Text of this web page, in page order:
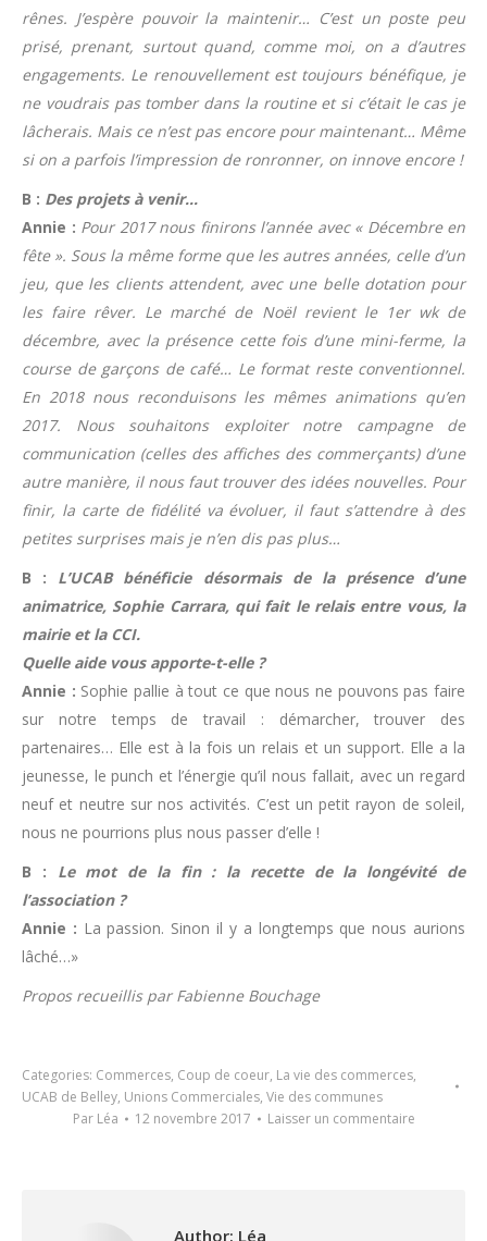
rênes. J’espère pouvoir la maintenir… C’est un poste peu
prisé, prenant, surtout quand, comme moi, on a d’autres
engagements. Le renouvellement est toujours bénéfique, je
ne voudrais pas tomber dans la routine et si c’était le cas je
lâcherais. Mais ce n’est pas encore pour maintenant… Même
si on a parfois l’impression de ronronner, on innove encore !
B : Des projets à venir…
Annie : Pour 2017 nous finirons l’année avec « Décembre en
fête ». Sous la même forme que les autres années, celle d’un
jeu, que les clients attendent, avec une belle dotation pour
les faire rêver. Le marché de Noël revient le 1er wk de
décembre, avec la présence cette fois d’une mini-ferme, la
course de garçons de café… Le format reste conventionnel.
En 2018 nous reconduisons les mêmes animations qu’en
2017. Nous souhaitons exploiter notre campagne de
communication (celles des affiches des commerçants) d’une
autre manière, il nous faut trouver des idées nouvelles. Pour
finir, la carte de fidélité va évoluer, il faut s’attendre à des
petites surprises mais je n’en dis pas plus…
B : L’UCAB bénéficie désormais de la présence d’une
animatrice, Sophie Carrara, qui fait le relais entre vous, la
mairie et la CCI.
Quelle aide vous apporte-t-elle ?
Annie : Sophie pallie à tout ce que nous ne pouvons pas faire
sur notre temps de travail : démarcher, trouver des
partenaires… Elle est à la fois un relais et un support. Elle a la
jeunesse, le punch et l’énergie qu’il nous fallait, avec un regard
neuf et neutre sur nos activités. C’est un petit rayon de soleil,
nous ne pourrions plus nous passer d’elle !
B : Le mot de la fin : la recette de la longévité de
l’association ?
Annie : La passion. Sinon il y a longtemps que nous aurions
lâché…»
Propos recueillis par Fabienne Bouchage
Categories: Commerces, Coup de coeur, La vie des commerces,
UCAB de Belley, Unions Commerciales, Vie des communes
Par Léa 12 novembre 2017 Laisser un commentaire
Author: Léa